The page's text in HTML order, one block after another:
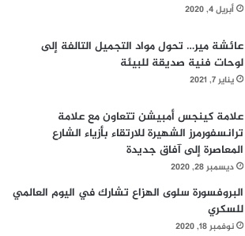
بروتوكول الاتصال بسطح المكتب
الاتصال بسطح المكتب إلا من خلال
متعددة العوامل
مؤسسي مدعوم بحماية من التهديدات
Kaspersky Endpoint Security for Business
أبريل 4, 2020
عائشة مير… تحول مواد التجميل التالفة إلى
لوحات فنية صديقة للبيئة
يناير 7, 2021
علامة كينجس أمبيشن تتعاون مع علامة
ترانسفورمرز الشهيرة للارتقاء بأزياء الشارع
المعاصرة إلى آفاق جديدة
ديسمبر 28, 2020
البروفسورة سلوى الهزاع تشارك في اليوم العالمي
للسكري
نوفمبر 18, 2020